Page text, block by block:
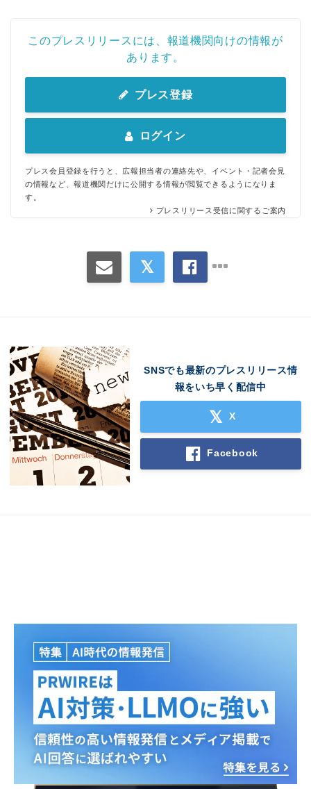
このプレスリリースには、報道機関向けの情報が
あります。
プレス登録
ログイン
プレス会員登録を行うと、広報担当者の連絡先や、イベント・記者会見
の情報など、報道機関だけに公開する情報が閲覧できるようになりま
す。
プレスリリース受信に関するご案内
SNSでも最新のプレスリリース情
報をいち早く配信中
X
Facebook